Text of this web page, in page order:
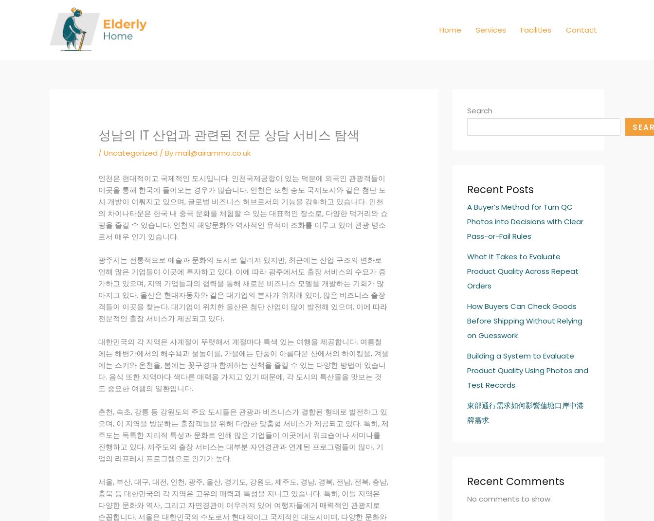
Home Services Facilities Contact
성남의 IT 산업과 관련된 전문 상담 서비스 탐색
/Uncategorized / Bymail@airammo.co.uk
인천은 현대적이고 국제적인 도시입니다. 인천국제공항이 있는 덕분에 외국인 관광객들이
이곳을 통해 한국에 들어오는 경우가 많습니다. 인천은 또한 송도 국제도시와 같은 첨단 도
시 개발이 이뤄지고 있으며, 글로벌 비즈니스 허브로서의 기능을 강화하고 있습니다. 인천
의 차이나타운은 한국 내 중국 문화를 체험할 수 있는 대표적인 장소로, 다양한 먹거리와 쇼
핑을 즐길 수 있습니다. 인천의 해양문화와 역사적인 유적이 조화를 이루고 있어 관광 명소
로서 매우 인기 있습니다.
광주시는 전통적으로 예술과 문화의 도시로 알려져 있지만, 최근에는 산업 구조의 변화로
인해 많은 기업들이 이곳에 투자하고 있다. 이에 따라 광주에서도 출장 서비스의 수요가 증
가하고 있으며, 지역 기업들과의 협력을 통해 새로운 비즈니스 모델을 개발하는 기회가 많
아지고 있다. 울산은 현대자동차와 같은 대기업의 본사가 위치해 있어, 많은 비즈니스 출장
객들이 이곳을 찾는다. 대기업이 위치한 울산은 첨단 산업이 많이 발전해 있으며, 이에 따라
전문적인 출장 서비스가 제공되고 있다.
대한민국의 각 지역은 사계절이 뚜렷해서 계절마다 특색 있는 여행을 제공합니다. 여름철
에는 해변가에서의 해수욕과 물놀이를, 가을에는 단풍이 아름다운 산에서의 하이킹을, 겨울
에는 스키와 온천을, 봄에는 꽃구경과 함께하는 산책을 즐길 수 있는 다양한 방법이 있습니
다. 음식 또한 지역마다 색다른 매력을 가지고 있기 때문에, 각 도시의 특산물을 맛보는 것
도 중요한 여행의 일환입니다.
춘천, 속초, 강릉 등 강원도의 주요 도시들은 관광과 비즈니스가 결합된 형태로 발전하고 있
으며, 이 지역을 방문하는 출장객들을 위해 다양한 맞춤형 서비스가 제공되고 있다. 특히, 제
주도는 독특한 지리적 특성과 문화로 인해 많은 기업들이 이곳에서 워크숍이나 세미나를
진행하고 있다. 제주도의 출장 서비스는 대부분 자연경관과 연계된 프로그램들이 많아, 기
업의 리프레시 프로그램으로 인기가 높다.
서울, 부산, 대구, 대전, 인천, 광주, 울산, 경기도, 강원도, 제주도, 경남, 경북, 전남, 전북, 충남,
충북 등 대한민국의 각 지역은 고유의 매력과 특성을 지니고 있습니다. 특히, 이들 지역은
다양한 문화와 역사, 그리고 자연경관이 어우러져 있어 여행자들에게 매력적인 관광지로
손꼽힙니다. 서울은 대한민국의 수도로서 현대적이고 국제적인 대도시이며, 다양한 문화와
Search
Recent Posts
A Buyer’s Method for Turn QC
Photos into Decisions with Clear
Pass-or-Fail Rules
What It Takes to Evaluate
Product Quality Across Repeat
Orders
How Buyers Can Check Goods
Before Shipping Without Relying
on Guesswork
Building a System to Evaluate
Product Quality Using Photos and
Test Records
東部通行需求如何影響蓮塘口岸中港
牌需求
Recent Comments
No comments to show.